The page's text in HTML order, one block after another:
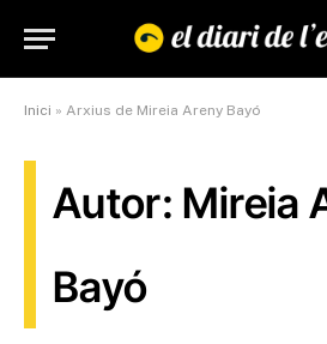
Inici » Arxius de Mireia Areny Bayó
Autor: Mireia
Bayó